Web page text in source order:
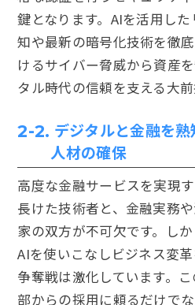
鍵となります。AIを活用し
知や最新の暗号化技術を徹
けるサイバー脅威から資産
タル時代の信頼を支える大前
2-2. デジタルと金融を
人材の確保
高度な金融サービスを実現
長けた技術者と、金融実務
家の双方が不可欠です。し
AIを使いこなしビジネス変
争奪戦は激化しています。
部からの採用に頼るだけで